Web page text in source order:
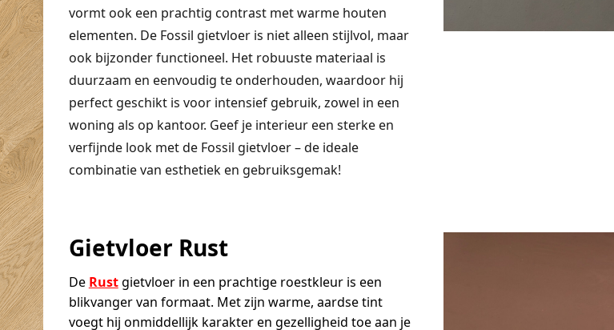
vormt ook een prachtig contrast met warme houten
elementen. De Fossil gietvloer is niet alleen stijlvol, maar
ook bijzonder functioneel. Het robuuste materiaal is
duurzaam en eenvoudig te onderhouden, waardoor hij
perfect geschikt is voor intensief gebruik, zowel in een
woning als op kantoor. Geef je interieur een sterke en
verfijnde look met de Fossil gietvloer – de ideale
combinatie van esthetiek en gebruiksgemak!
Gietvloer Rust
De Rustgietvloer in een prachtige roestkleur is een
blikvanger van formaat. Met zijn warme, aardse tint
voegt hij onmiddellijk karakter en gezelligheid toe aan je